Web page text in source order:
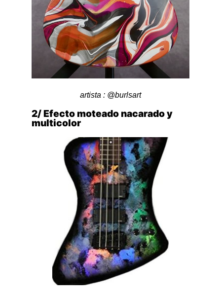
artista : @burlsart
2/ Efecto moteado nacarado y
multicolor